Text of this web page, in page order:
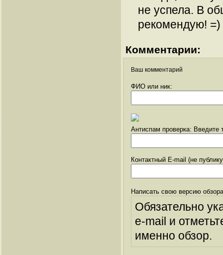
не успела. В
рекомендую! =)
Комментарии:
Ваш комментарий
ФИО или ник:
Антиспам проверка: Введите
Контактный E-mail (не
Написать свою версию
Обязательно
e-mail и
именно обзор.